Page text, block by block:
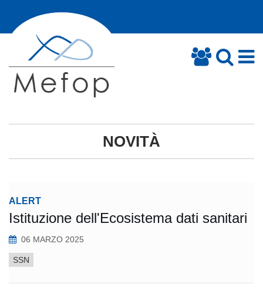
NOVITÀ
ALERT
Istituzione dell'Ecosistema dati sanitari
06 MARZO 2025
SSN